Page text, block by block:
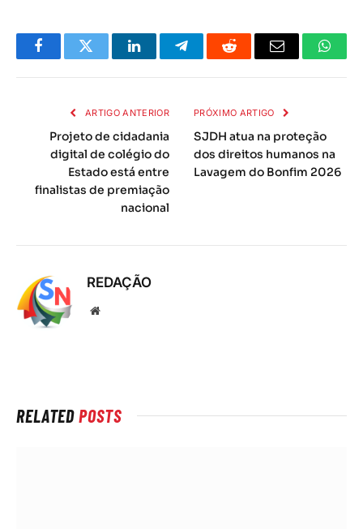
FacebookTwitter LinkedInTelegramaReddit
E-
ARTIGO ANTERIOR
Projeto de cidadania
digital de colégio do
Estado está entre
finalistas de premiação
nacional
PRÓXIMO ARTIGO
SJDH atua na proteção
dos direitos humanos na
Lavagem do Bonfim 2026
REDAÇÃO
Local
RELATEDPOSTS